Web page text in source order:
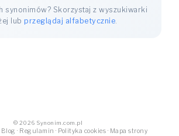
synonimów? Skorzystaj z wyszukiwarki
lubprzeglądaj alfabetycznie.
© 2026 Synonim.com.pl
Blog · Regulamin · Polityka cookies · Mapa strony